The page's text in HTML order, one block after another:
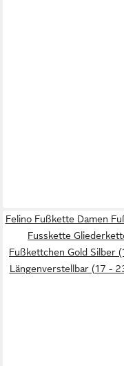
Felino Fußkette Damen
Fusskette
Fußkettchen Gold Silber
Längenverstellbar (17 -